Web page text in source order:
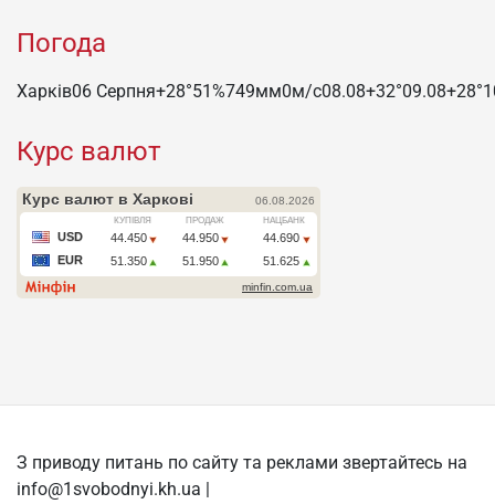
Погода
Харків06 Серпня+28°51%749мм0м/c08.08+32°09.08+28°
Курс валют
З приводу питань по сайту та реклами звертайтесь на
info@1svobodnyi.kh.ua |